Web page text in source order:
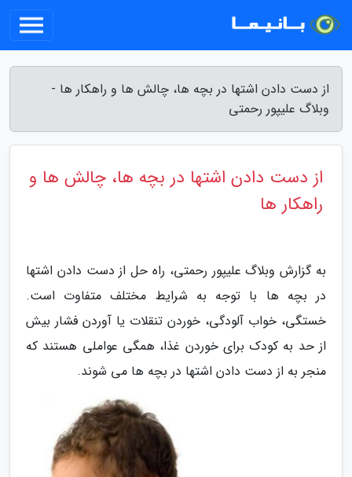
از دست دادن اشتها در بچه ها، چالش ها و راهکار ها -
وبلاگ علیپور رحمتی
از دست دادن اشتها در بچه ها، چالش ها و
راهکار ها
به گزارش وبلاگ علیپور رحمتی، راه حل از دست دادن اشتها
در بچه ها با توجه به شرایط مختلف متفاوت است.
خستگی، خواب آلودگی، خوردن تنقلات یا آوردن فشار بیش
از حد به کودک برای خوردن غذا، همگی عواملی هستند که
منجر به از دست دادن اشتها در بچه ها می شوند.